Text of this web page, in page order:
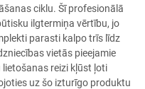
ciklu. Šī profesionālā
ilgtermiņa vērtību, jo
parasti kalpo trīs līdz
vietās pieejamie
reizi kļūst ļoti
uz šo izturīgo produktu